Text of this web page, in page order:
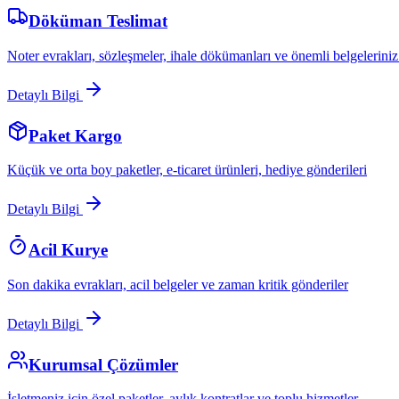
Döküman Teslimat
Noter evrakları, sözleşmeler, ihale dökümanları ve önemli
Detaylı Bilgi
Paket Kargo
Küçük ve orta boy paketler, e-ticaret ürünleri, hediye gönderileri
Detaylı Bilgi
Acil Kurye
Son dakika evrakları, acil belgeler ve zaman kritik gönderiler
Detaylı Bilgi
Kurumsal Çözümler